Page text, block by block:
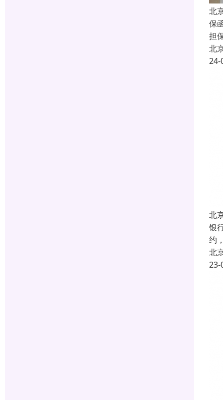
北
保
担
北
24-
北
银
约
北
23-